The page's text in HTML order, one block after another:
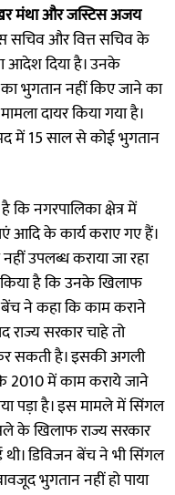
मंथा और जस्टिस अजय
सचिव और वित्त सचिव के
आदेश दिया है। उनके
भुगतान नहीं किए जाने का
दायर किया गया है।
में 15 साल से कोई भुगतान
कि नगरपालिका क्षेत्र में
आदि के कार्य कराए गए हैं।
उपलब्ध कराया जा रहा
है कि उनके खिलाफ
बेंच ने कहा कि काम कराने
सरकार चाहे तो
सकती है। इसकी अगली
2010 में काम कराये जाने
पड़ा है। इस मामले में सिंगल
के खिलाफ राज्य सरकार
डिविजन बेंच ने भी सिंगल
भुगतान नहीं हो पाया